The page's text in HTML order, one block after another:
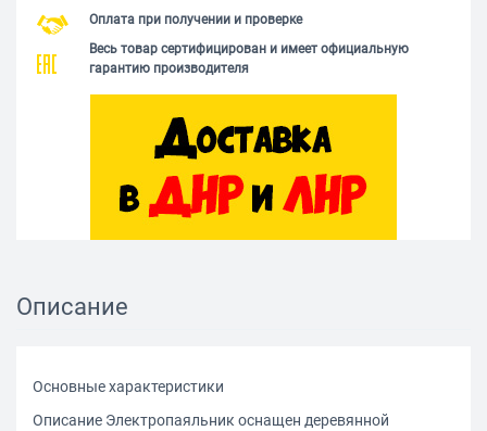
Оплата при получении и проверке
Весь товар сертифицирован и имеет официальную
гарантию производителя
Описание
Основные характеристики
Описание Электропаяльник оснащен деревянной